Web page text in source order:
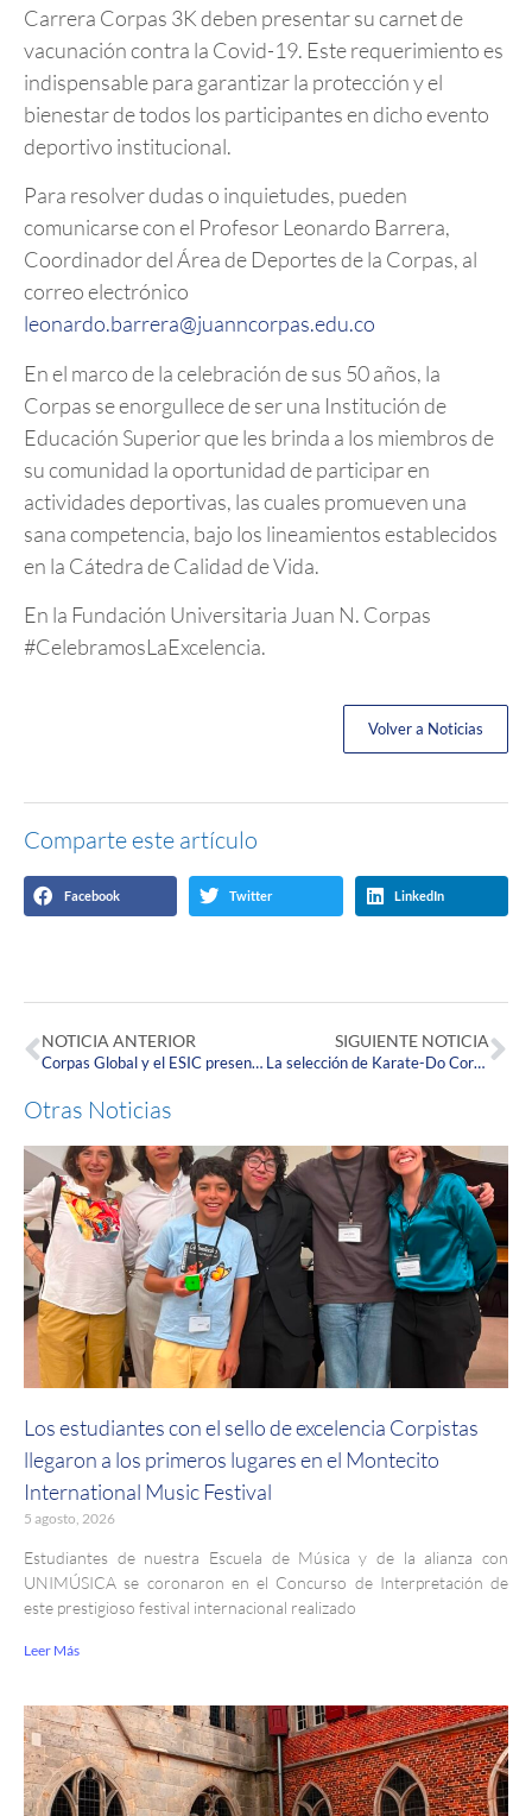
Carrera Corpas 3K deben presentar su carnet de
vacunación contra la Covid-19. Este requerimiento es
indispensable para garantizar la protección y el
bienestar de todos los participantes en dicho evento
deportivo institucional.
Para resolver dudas o inquietudes, pueden
comunicarse con el Profesor Leonardo Barrera,
Coordinador del Área de Deportes de la Corpas, al
correo electrónico
leonardo.barrera@juanncorpas.edu.co
En el marco de la celebración de sus 50 años, la
Corpas se enorgullece de ser una Institución de
Educación Superior que les brinda a los miembros de
su comunidad la oportunidad de participar en
actividades deportivas, las cuales promueven una
sana competencia, bajo los lineamientos establecidos
en la Cátedra de Calidad de Vida.
En la Fundación Universitaria Juan N. Corpas
#CelebramosLaExcelencia.
Volver a Noticias
Comparte este artículo
Facebook Twitter LinkedIn
NOTICIA ANTERIOR
Corpas Global y el ESIC presentan el Curso Laboratorio de Innovación: Programa de Intercambio Virtual Internacional.
SIGUIENTE NOTICIA
La selección de Karate-Do Corpista participó en el Reto 100 Katas
Otras Noticias
Los estudiantes con el sello de excelencia Corpistas
llegaron a los primeros lugares en el Montecito
International Music Festival
5 agosto, 2026
Estudiantes de nuestra Escuela de Música y de la alianza con
UNIMÚSICA se coronaron en el Concurso de Interpretación de
este prestigioso festival internacional realizado
Leer Más